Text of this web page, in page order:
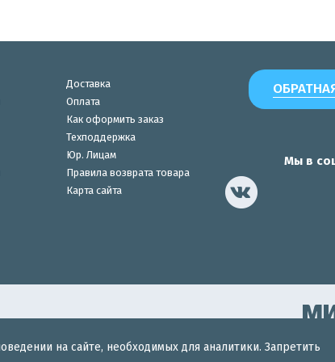
на сайте, необходимых для аналитики. Запретить
Доставка
Оплата
Как оформить заказ
Техподдержка
Юр. Лицам
Правила возврата товара
Карта сайта
Мы в